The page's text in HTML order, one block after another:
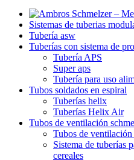
Sistemas de tuberias
Tubería asw
Tuberías con sistema de
Tubería APS
Super aps
Tubería para uso
Tubos soldados en espiral
Tuberías helix
Tuberías Helix Air
Tubos de ventilación
Tubos de
Sistema de tuberías
cereales